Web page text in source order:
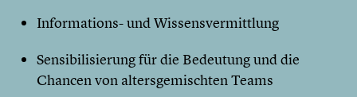
Informations- und Wissensvermittlung
Sensibilisierung für die Bedeutung und die
Chancen von altersgemischten Teams